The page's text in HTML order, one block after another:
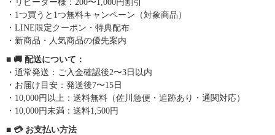
・リピーター様：200〜1,000円割引
・1つ買うと1つ無料キャンペーン（対象商品）
・LINE限定クーポン・特典配布
・新商品・人気商品の優先案内
■ 🚚 配送について：
・通常発送：ご入金確認後2〜3日以内
・お届け目安：発送後7〜15日
・10,000円以上：送料無料（佐川急便・追跡あり・通関対応）
・10,000円未満：送料1,500円
■ 💳 お支払い方法